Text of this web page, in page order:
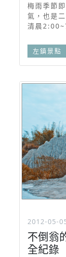
梅雨季節
氣，也是
清晨
左鎮景點
2012-05-
不倒翁
全紀錄